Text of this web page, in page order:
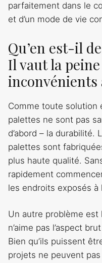
parfaitement dans le
et d’un mode de vie
Qu’en est-il
Il vaut la
inconvénients
Comme toute solution
palettes ne sont pas
d’abord – la durabilité.
palettes sont
plus haute qualité.
rapidement
les endroits exposés à
Un autre problème est
n’aime pas l’aspect
Bien qu’ils puissent
projets ne peuvent